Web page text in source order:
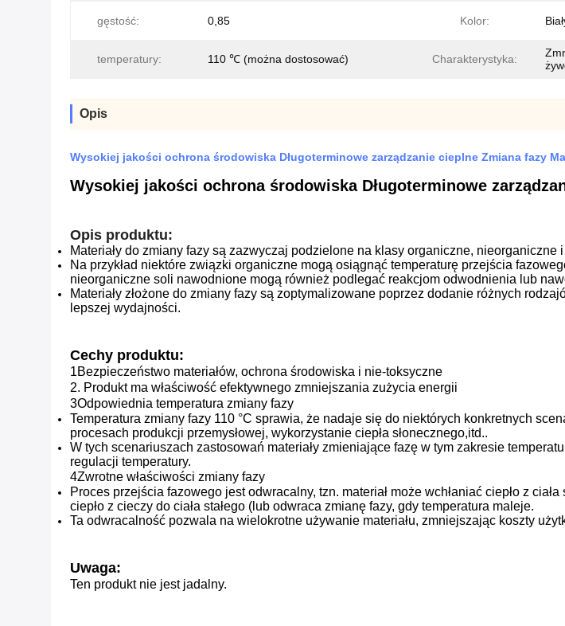
gęstość: 0,85 Kolor:
temperatury: 110 ℃ (można dostosować) Charakterystyka:
Opis
Wysokiej jakości ochrona środowiska Długoterminowe zarządzanie cieplne Zmiana fazy
Wysokiej jakości ochrona środowiska Długoterminowe
Opis produktu:
Materiały do zmiany fazy są zazwyczaj podzielone na klasy organiczne, nieorganiczne
Na przykład niektóre związki organiczne mogą osiągnąć temperaturę przejścia
nieorganiczne soli nawodnione mogą również podlegać reakcjom odwodnienia lub
Materiały złożone do zmiany fazy są zoptymalizowane poprzez dodanie różnych
lepszej wydajności.
Cechy produktu:
1Bezpieczeństwo materiałów, ochrona środowiska i nie-toksyczne
2. Produkt ma właściwość efektywnego zmniejszania zużycia energii
3Odpowiednia temperatura zmiany fazy
Temperatura zmiany fazy 110 °C sprawia, że nadaje się do niektórych konkretnych
procesach produkcji przemysłowej, wykorzystanie ciepła słonecznego,itd..
W tych scenariuszach zastosowań materiały zmieniające fazę w tym zakresie
regulacji temperatury.
4Zwrotne właściwości zmiany fazy
Proces przejścia fazowego jest odwracalny, tzn. materiał może wchłaniać ciepło z
ciepło z cieczy do ciała stałego (lub odwraca zmianę fazy, gdy temperatura maleje.
Ta odwracalność pozwala na wielokrotne używanie materiału, zmniejszając koszty
Uwaga:
Ten produkt nie jest jadalny.